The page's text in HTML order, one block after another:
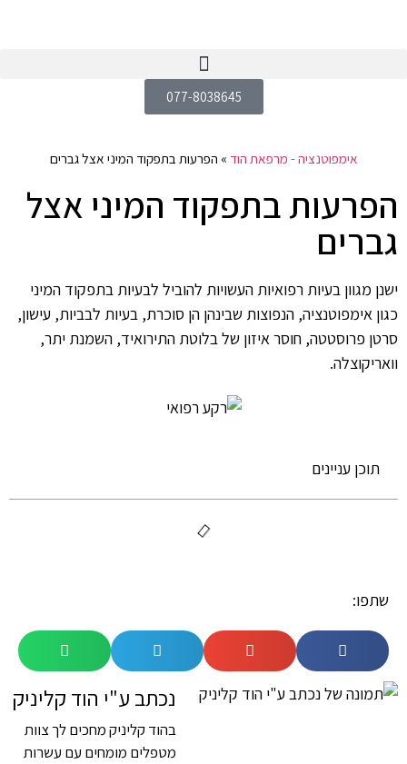
077-8038645
אימפוטנציה - מרפאת הוד » הפרעות בתפקוד המיני אצל גברים
הפרעות בתפקוד המיני אצל
גברים
ישנן מגוון בעיות רפואיות העשויות להוביל לבעיות בתפקוד המיני
כגון אימפוטנציה, הנפוצות שבינהן הן סוכרת, בעיות לבביות, עישון,
סרטן פרוסטטה, חוסר איזון של בלוטת התירואיד, השמנת יתר,
וואריקוצלה.
תוכן עניינים
שתפו:
נכתב ע"י הוד קליניק
בהוד קליניק מחכים לך צוות
מטפלים מומחים עם עשרות